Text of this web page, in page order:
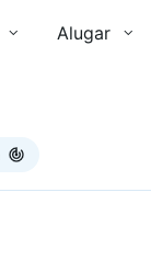
Alugar